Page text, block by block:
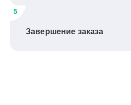
5
Завершение заказа